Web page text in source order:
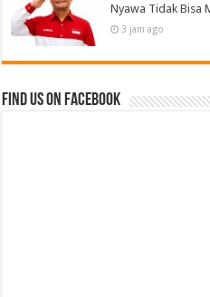
Nyawa Tidak Bisa
3 jam ago
Find us on Facebook